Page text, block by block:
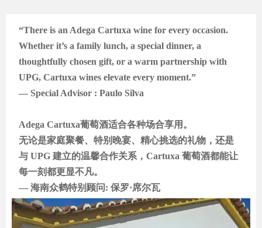
“There is an Adega Cartuxa wine for every occasion.
Whether it’s a family lunch, a special dinner, a
thoughtfully chosen gift, or a warm partnership with
UPG, Cartuxa wines elevate every moment.”
— Special Advisor : Paulo Silva
Adega Cartuxa葡萄酒适合各种场合享用。
无论是家庭聚餐、特别晚宴、精心挑选的礼物，还是
与 UPG 建立的温馨合作关系，Cartuxa 葡萄酒都能让
每一刻都更显不凡。
— 海南众鹤特别顾问: 保罗·席尔瓦